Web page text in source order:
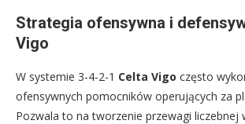
Strategia ofensywna i
Vigo
W systemie 3-4-2-1 Celta Vigo często
ofensywnych pomocników operujących za
Pozwala to na tworzenie przewagi liczebnej